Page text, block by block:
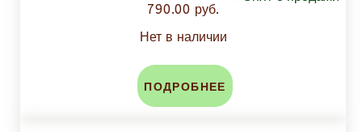
790.00 руб.
Нет в наличии
ПОДРОБНЕЕ